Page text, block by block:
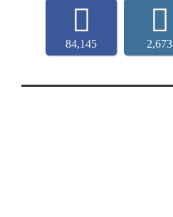
84,145 2,673